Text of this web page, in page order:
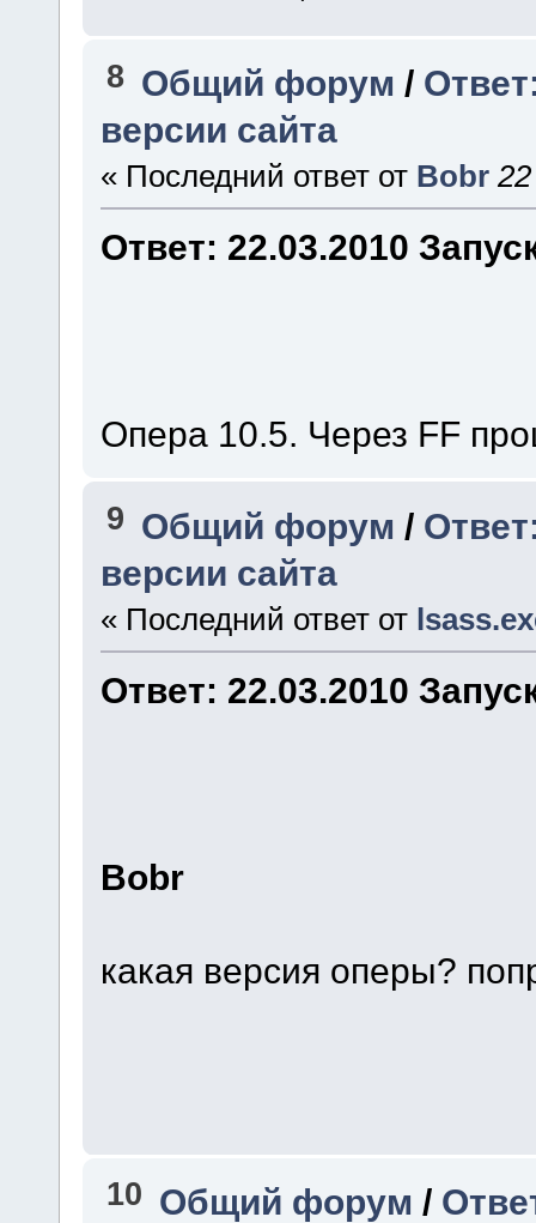
8 Общий форум /
версии сайта
« Последний ответ от Bobr
Ответ: 22.03.2010
Опера 10.5. Через FF
9 Общий форум /
версии сайта
« Последний ответ от
Ответ: 22.03.2010
Bobr
какая версия оперы?
10 Общий форум /